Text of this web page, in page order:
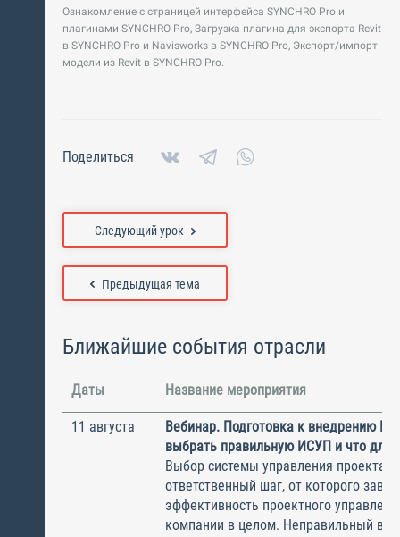
Ознакомление с страницей интерфейса SYNCHRO Pro и
плагинами SYNCHRO Pro, Загрузка плагина для экспорта Revit
в SYNCHRO Pro и Navisworks в SYNCHRO Pro, Экспорт/импорт
модели из Revit в SYNCHRO Pro.
Поделиться
Предыдущая тема
Следующий урок
Ближайшие события отрасли
Даты Название мероприятия
11 августа
Вебинар. Подготовка к внедрению
выбрать правильную ИСУП и что для
Выбор системы управления
ответственный шаг, от которого
эффективность проектного
компании в целом. Неправильный